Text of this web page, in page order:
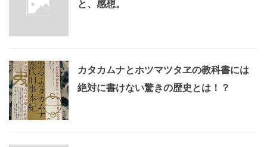
と、感想。
カタカムナとホツマツタヱの教科書には
絶対に書けない驚きの歴史とは！？